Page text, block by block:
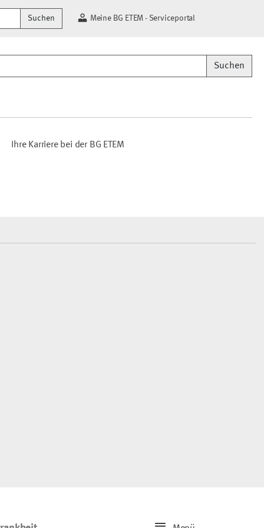
Suchen Meine BG ETEM - Serviceportal
Suchen
Ihre Karriere bei der BG ETEM